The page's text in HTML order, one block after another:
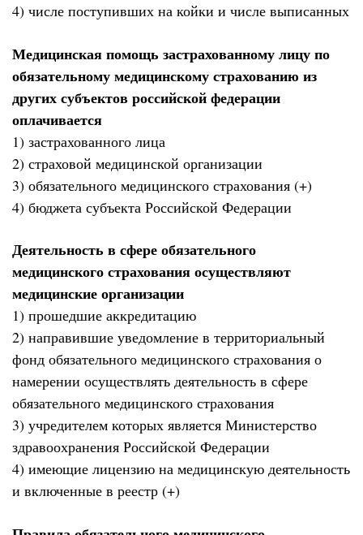
4) числе поступивших на койки и числе выписанных
Медицинская помощь застрахованному лицу по
обязательному медицинскому страхованию из
других субъектов российской федерации
оплачивается
1) застрахованного лица
2) страховой медицинской организации
3) обязательного медицинского страхования (+)
4) бюджета субъекта Российской Федерации
Деятельность в сфере обязательного
медицинского страхования осуществляют
медицинские организации
1) прошедшие аккредитацию
2) направившие уведомление в территориальный
фонд обязательного медицинского страхования о
намерении осуществлять деятельность в сфере
обязательного медицинского страхования
3) учредителем которых является Министерство
здравоохранения Российской Федерации
4) имеющие лицензию на медицинскую деятельность
и включенные в реестр (+)